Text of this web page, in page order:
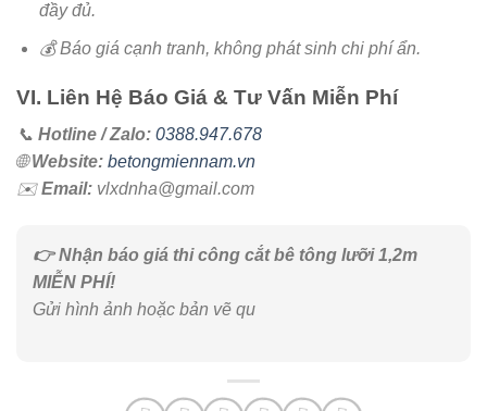
đầy đủ.
💰 Báo giá cạnh tranh, không phát sinh chi phí ẩn.
VI. Liên Hệ Báo Giá & Tư Vấn Miễn Phí
📞 Hotline / Zalo: 0388.947.678
🌐Website: betongmiennam.vn
✉️Email: vlxdnha@gmail.com
👉 Nhận báo giá thi công cắt bê tông lưỡi 1,2m
MIỄN PHÍ!
Gửi hình ảnh hoặc bản vẽ qu